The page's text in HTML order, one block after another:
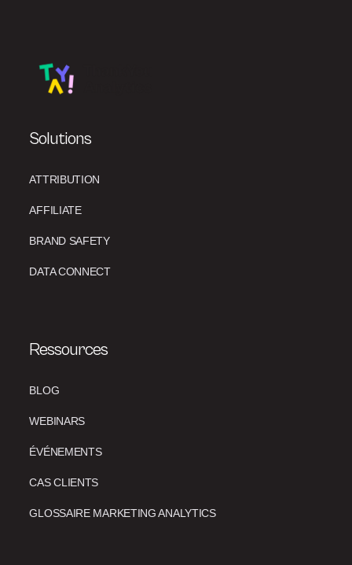
Solutions
ATTRIBUTION
AFFILIATE
BRAND SAFETY
DATA CONNECT
Ressources
BLOG
WEBINARS
ÉVÉNEMENTS
CAS CLIENTS
GLOSSAIRE MARKETING ANALYTICS